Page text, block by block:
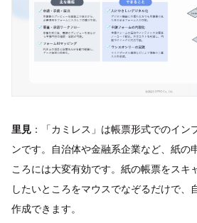
里見 ：「カミレス」は帳票形式でのイン
ンです。自治体や金融系企業など、紙の
ころには大変有効です。紙の帳票をスキ
したいところをマウスでなぞるだけで、
作成できます。